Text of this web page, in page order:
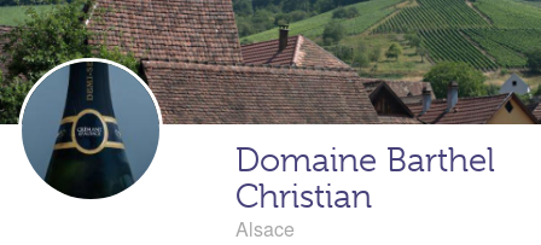
Domaine Barthel
Christian
Alsace